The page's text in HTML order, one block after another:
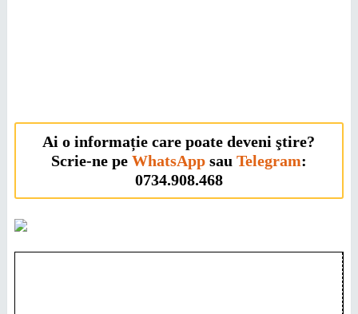
Ai o informație care poate deveni ştire?
Scrie-ne pe WhatsAppsau Telegram:
0734.908.468